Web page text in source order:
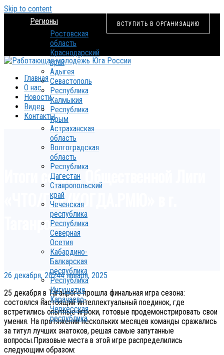
Skip to content
ВСТУПИТЬ В ОРГАНИЗАЦИЮ
Регионы
Ростовская
область
Краснодарский
край
Адыгея
Севастополь
Республика
Калмыкия
Республика
Крым
Астраханская
область
Волгоградская
область
Республика
Дагестан
Ставропольский
край
Чеченская
республика
Республика
Северная
Осетия
Кабардино-
Балкарская
республика
Республика
Ингушетия
Карачаево-
Черкесская
республика
Главная
О нас
Новости
Видео
Контакты
Итоги сезона Общественной Лиги
«ЧТО/ГДЕ/КОГДА.РМЮ» в г.
Таганрог
26 декабря, 20244 января, 2025
25 декабря в Таганроге прошла финальная игра сезона:
состоялся настоящий интеллектуальный поединок, где
встретились опытные игроки, готовые продемонстрировать свои
умения. На протяжении нескольких месяцев команды сражались
за титул лучших знатоков, решая самые запутанные
вопросы.Призовые места в этой игре распределились
следующим образом: